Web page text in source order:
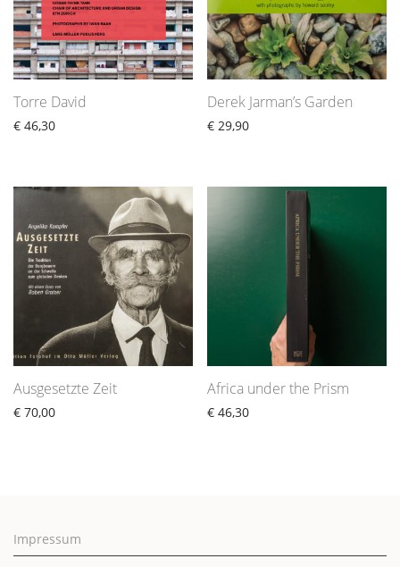
Torre David
€ 46,30
Derek Jarman’s Garden
€ 29,90
Ausgesetzte Zeit
€ 70,00
Africa under the Prism
€ 46,30
Impressum